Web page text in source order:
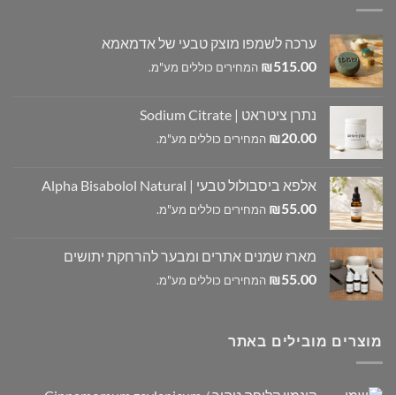
ערכה לשמפו מוצק טבעי של אדמאמא
₪515.00 המחירים כוללים מע"מ.
נתרן ציטראט | Sodium Citrate
₪20.00 המחירים כוללים מע"מ.
אלפא ביסבולול טבעי | Alpha Bisabolol Natural
₪55.00 המחירים כוללים מע"מ.
מארז שמנים אתרים ומבער להרחקת יתושים
₪55.00 המחירים כוללים מע"מ.
מוצרים מובילים באתר